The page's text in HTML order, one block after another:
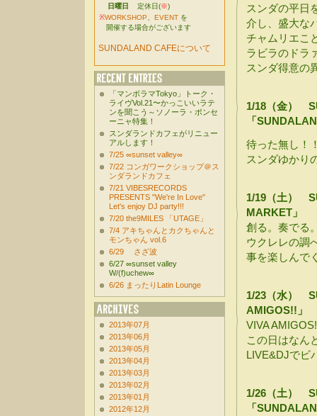
スンダの平日
介し、盛大な
チャムリエこ
ラビラのドラ
スンダ得意の
1/18（金）
「
待った無し！
スンダゆかり
1/19（土）
MARKET」
創る。奏でる
ウクレレの調
事を楽しんで
1/23（水）
AMIGOS!!」
VIVA
この日はなん
LIVE&DJでビ
1/26（土）
「
日曜日
定休日(※)
※WORKSHOP EVENT を
開催する場合がございます
SUNDALAND CAFEについて
「マンボラマTokyo」トーク・
ライヴVol.21〜かっこいいラテ
ンを聞こう～ソノーラ・ポンセ
ーニャ特集！
スンダランドカフェがリニュー
アルします！
7/25 ∞sunset valley∞
7/22 コンガワークショップ＠ス
ンダランドカフェ
7/21 VIBESRECORDS
PRESENTS "We're In Love"
Let's enjoy DJ party!!!
7/20 the9MILES 「UTAGE」
7/4 アキちゃんとカクちゃんと
モンちゃん vol.6
6/29 さざ波
6/27 ∞sunset valley
W/(f)uchew∞
6/26 まったりLatin Lounge
2013年07月
2013年06月
2013年05月
2013年04月
2013年03月
2013年02月
2013年01月
2012年12月